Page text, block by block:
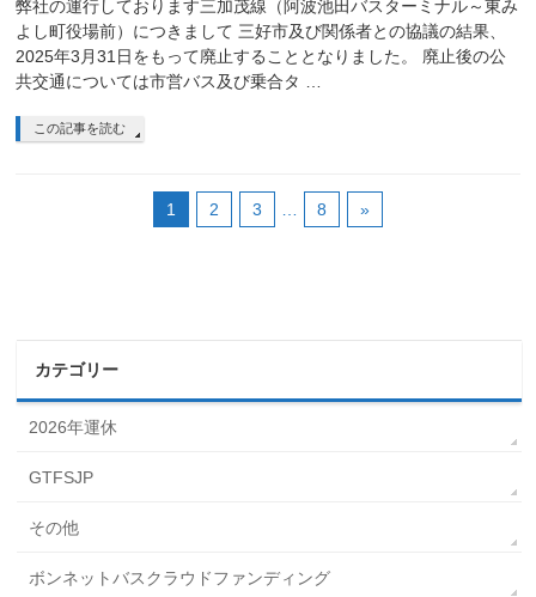
弊社の運行しております三加茂線（阿波池田バスターミナル～東み
よし町役場前）につきまして 三好市及び関係者との協議の結果、
2025年3月31日をもって廃止することとなりました。 廃止後の公
共交通については市営バス及び乗合タ …
この記事を読む
1 2 3 8 »
カテゴリー
2026年運休
GTFSJP
その他
ボンネットバスクラウドファンディング